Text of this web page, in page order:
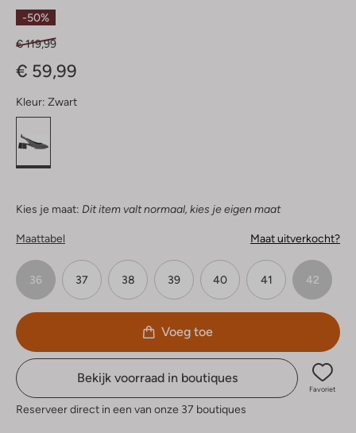
-50%
€ 119,99
€ 59,99
Kleur: Zwart
Kies je maat: Dit item valt normaal, kies je eigen maat
Maattabel Maat uitverkocht?
36 37 38 39 40 41 42
Voeg toe
Bekijk voorraad in boutiques
Favoriet
Reserveer direct in een van onze 37 boutiques